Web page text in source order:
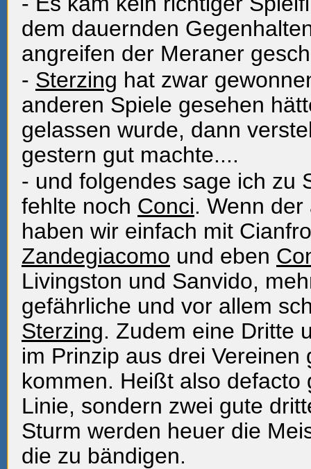
dem dauernden
angreifen der Meraner
- Sterzing hat zwar
anderen Spiele gesehen
gelassen wurde, dann
gestern gut machte....
- und folgendes sage ich zu
fehlte noch Conci. Wenn
haben wir einfach mit
Zandegiacomo und eben
Livingston und Sanvido,
gefährliche und vor allem
Sterzing. Zudem eine Dritte
im Prinzip aus drei Vereinen
kommen. Heißt also defacto
Linie, sondern zwei gute
Sturm werden heuer die
die zu bändigen.